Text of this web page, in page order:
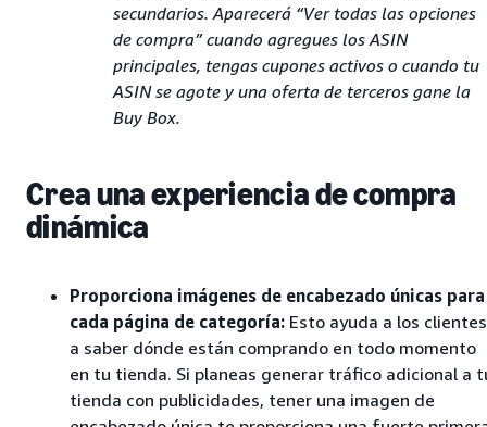
secundarios. Aparecerá “Ver todas las opciones
de compra” cuando agregues los ASIN
principales, tengas cupones activos o cuando tu
ASIN se agote y una oferta de terceros gane la
Buy Box.
Crea una experiencia de compra
dinámica
Proporciona imágenes de encabezado únicas para
cada página de categoría: Esto ayuda a los clientes
a saber dónde están comprando en todo momento
en tu tienda. Si planeas generar tráfico adicional a
tienda con publicidades, tener una imagen de